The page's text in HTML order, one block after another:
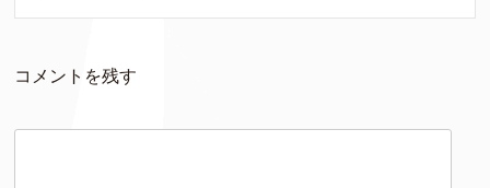
コメントを残す